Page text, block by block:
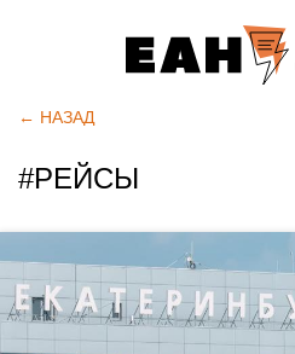
← НАЗАД
#РЕЙСЫ